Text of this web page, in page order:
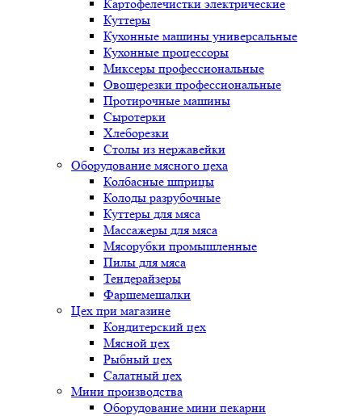
Картофелечистки электрические
Куттеры
Кухонные машины универсальные
Кухонные процессоры
Миксеры профессиональные
Овощерезки профессиональные
Протирочные машины
Сыротерки
Хлеборезки
Столы из нержавейки
Оборудование мясного цеха
Колбасные шприцы
Колоды разрубочные
Куттеры для мяса
Массажеры для мяса
Мясорубки промышленные
Пилы для мяса
Тендерайзеры
Фаршемешалки
Цех при магазине
Кондитерский цех
Мясной цех
Рыбный цех
Салатный цех
Мини производства
Оборудование мини пекарни